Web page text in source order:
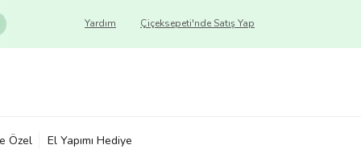
Çiçeksepeti'nde Satış Yap
Yardım
Özel El Yapımı Hediye